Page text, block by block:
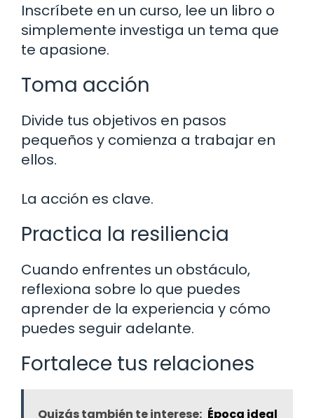
Inscríbete en un curso, lee un libro o
simplemente investiga un tema que
te apasione.
Toma acción
Divide tus objetivos en pasos
pequeños y comienza a trabajar en
ellos.
La acción es clave.
Practica la resiliencia
Cuando enfrentes un obstáculo,
reflexiona sobre lo que puedes
aprender de la experiencia y cómo
puedes seguir adelante.
Fortalece tus relaciones
Quizás también te interese: Época ideal